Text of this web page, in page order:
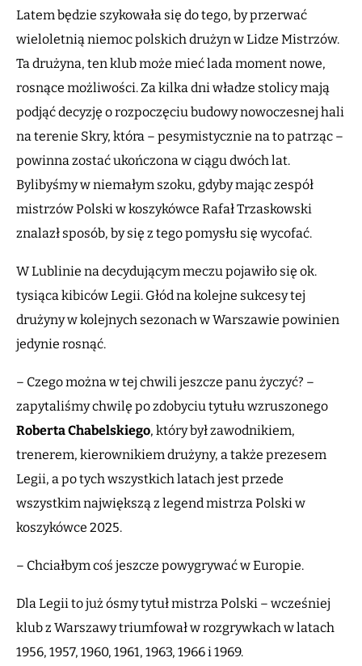
Latem będzie szykowała się do tego, by przerwać
wieloletnią niemoc polskich drużyn w Lidze Mistrzów.
Ta drużyna, ten klub może mieć lada moment nowe,
rosnące możliwości. Za kilka dni władze stolicy mają
podjąć decyzję o rozpoczęciu budowy nowoczesnej hali
na terenie Skry, która – pesymistycznie na to patrząc –
powinna zostać ukończona w ciągu dwóch lat.
Bylibyśmy w niemałym szoku, gdyby mając zespół
mistrzów Polski w koszykówce Rafał Trzaskowski
znalazł sposób, by się z tego pomysłu się wycofać.
W Lublinie na decydującym meczu pojawiło się ok.
tysiąca kibiców Legii. Głód na kolejne sukcesy tej
drużyny w kolejnych sezonach w Warszawie powinien
jedynie rosnąć.
– Czego można w tej chwili jeszcze panu życzyć? –
zapytaliśmy chwilę po zdobyciu tytułu wzruszonego
Roberta Chabelskiego, który był zawodnikiem,
trenerem, kierownikiem drużyny, a także prezesem
Legii, a po tych wszystkich latach jest przede
wszystkim największą z legend mistrza Polski w
koszykówce 2025.
– Chciałbym coś jeszcze powygrywać w Europie.
Dla Legii to już ósmy tytuł mistrza Polski – wcześniej
klub z Warszawy triumfował w rozgrywkach w latach
1956, 1957, 1960, 1961, 1963, 1966 i 1969.